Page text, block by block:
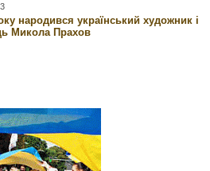
народився український художник і
Микола Прахов